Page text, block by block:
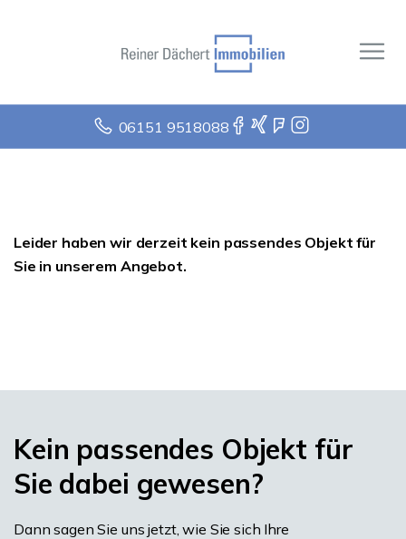
06151 9518088
Leider haben wir derzeit kein passendes Objekt für
Sie in unserem Angebot.
Kein passendes Objekt für
Sie dabei gewesen?
Dann sagen Sie uns jetzt, wie Sie sich Ihre